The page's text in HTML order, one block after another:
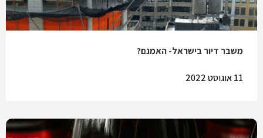
משבר דיור בישראל- האמנם?
11 אוגוסט 2022